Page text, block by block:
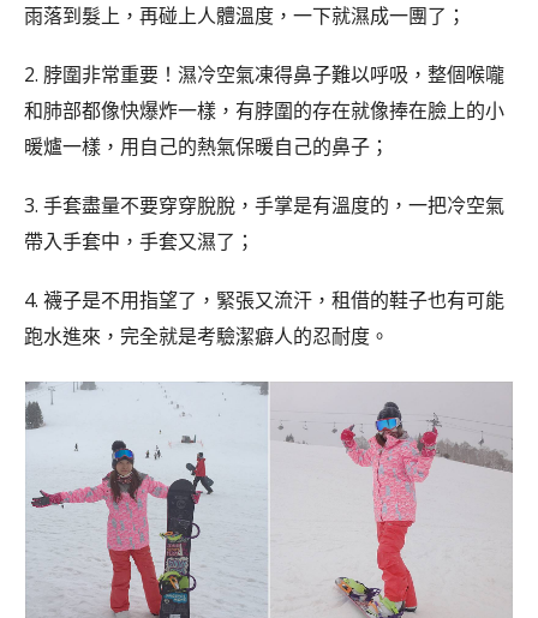
雨落到髮上，再碰上人體溫度，一下就濕成一團了；
2. 脖圍非常重要！濕冷空氣凍得鼻子難以呼吸，整個喉嚨
和肺部都像快爆炸一樣，有脖圍的存在就像捧在臉上的小
暖爐一樣，用自己的熱氣保暖自己的鼻子；
3. 手套盡量不要穿穿脫脫，手掌是有溫度的，一把冷空氣
帶入手套中，手套又濕了；
4. 襪子是不用指望了，緊張又流汗，租借的鞋子也有可能
跑水進來，完全就是考驗潔癖人的忍耐度。